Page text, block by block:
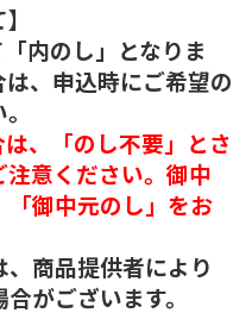
内のし」となりま
、申込時にご希望の
、「のし不要」とさ
意ください。御中
御中元のし」をお
商品提供者により
がございます。